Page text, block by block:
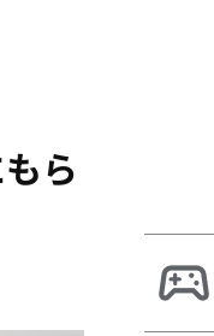
ら